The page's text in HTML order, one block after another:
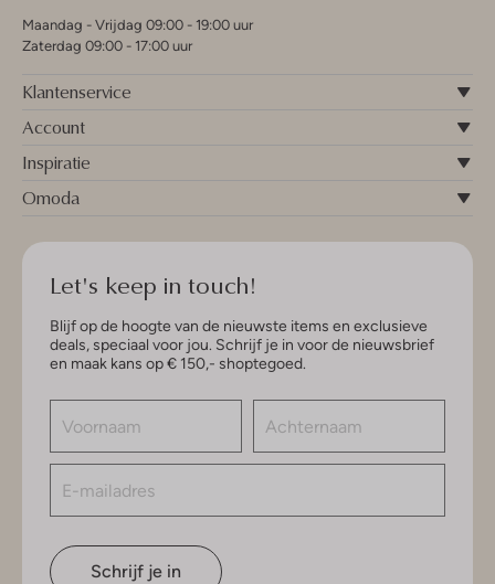
Maandag - Vrijdag 09:00 - 19:00 uur
Zaterdag 09:00 - 17:00 uur
Klantenservice
Account
Inspiratie
Omoda
Let's keep in touch!
Blijf op de hoogte van de nieuwste items en exclusieve
deals, speciaal voor jou. Schrijf je in voor de nieuwsbrief
en maak kans op € 150,- shoptegoed.
Schrijf je in